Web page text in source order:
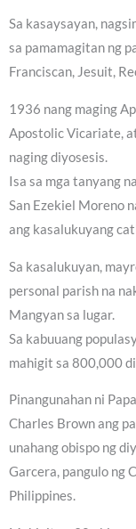
Sa kasaysayan,
sa pamamagitan ng
Franciscan, Jesuit,
1936 nang maging
Apostolic Vicariate,
naging diyosesis.
Isa sa mga tanyang
San Ezekiel Moreno
ang kasalukuyang
Sa kasalukuyan,
personal parish na
Mangyan sa lugar.
Sa kabuuang
mahigit sa 800,000
Pinangunahan ni
Charles Brown ang
unahang obispo ng
Garcera, pangulo ng
Philippines.